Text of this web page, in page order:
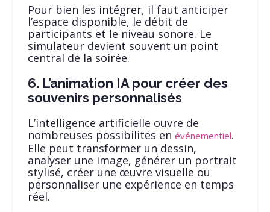
Pour bien les intégrer, il faut anticiper
l’espace disponible, le débit de
participants et le niveau sonore. Le
simulateur devient souvent un point
central de la soirée.
6. L’animation IA pour créer des
souvenirs personnalisés
L’intelligence artificielle ouvre de
nombreuses possibilités en événementiel.
Elle peut transformer un dessin,
analyser une image, générer un portrait
stylisé, créer une œuvre visuelle ou
personnaliser une expérience en temps
réel.